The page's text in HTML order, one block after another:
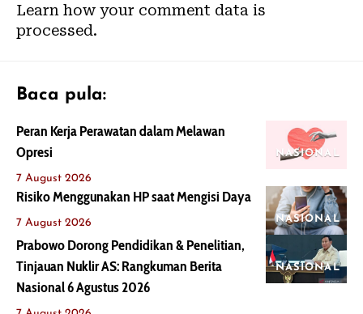
Learn how your comment data is
processed.
Baca pula:
NASIONAL
Peran Kerja Perawatan dalam Melawan
Opresi
7 August 2026
NASIONAL
Risiko Menggunakan HP saat Mengisi Daya
7 August 2026
NASIONAL
Prabowo Dorong Pendidikan & Penelitian,
Tinjauan Nuklir AS: Rangkuman Berita
Nasional 6 Agustus 2026